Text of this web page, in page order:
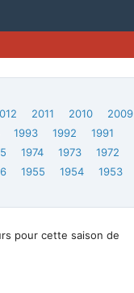
2011 2010
2009
1993 1992
1991
1974 1973
1972
1955 1954
1953
pour cette saison de